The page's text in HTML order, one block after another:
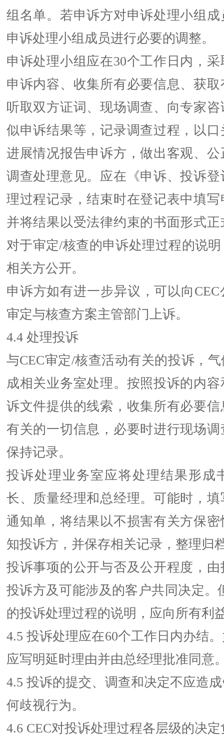
组名单。若申诉方对申诉处理小组
申诉处理小组成员进行必要的调整。
申诉处理小组应在30个工作日内，
申诉内容、收集所有必要信息、获
听取双方证词、现场调查、向专家
似申诉结果等，记录调查过程，以
进展情况报告申诉方，做出客观、
调查处理意见。应在《申诉、投诉
理过程记录，结束时在登记表中填
并将结果以受法律约束的书面形式
对于审定/核查的申诉处理过程的说
相关方公开。
申诉方如有进一步异议，可以向
审定与核查方案主管部门上诉。
4.4 处理投诉
与CEC审定/核查活动有关的投诉，
成相关业务室处理。按照投诉的内
诉文件提供的线索，收集所有必要
有关的一切信息，必要时进行现场
保持记录。
投诉处理业务室应将处理结果形成
长、质量经理和总经理。可能时，
通知单，将结果以不损害有关方保
知投诉方，并保存相关记录，整理归
投诉事项的公开与否及公开程度，
投诉方及可能涉及的客户共同决定。
的投诉处理过程的说明，应向所有利
4.5 投诉处理应在60个工作日内办结
应写明延时理由并由总经理批准同意
4.5 投诉的提交、调查和决定不应造
何歧视行为。
4.6 CEC对投诉处理过程各层级的决